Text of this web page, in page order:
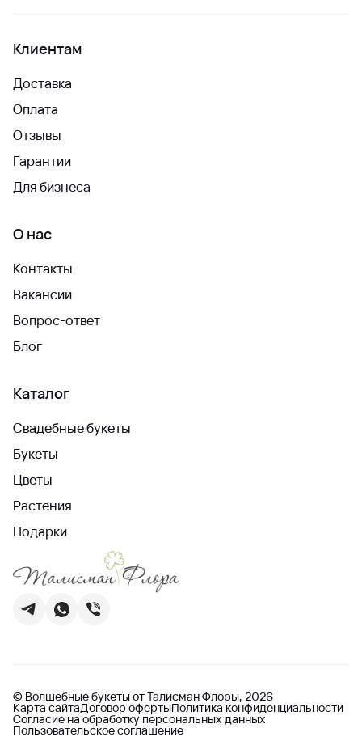
Клиентам
Доставка
Оплата
Отзывы
Гарантии
Для бизнеса
О нас
Контакты
Вакансии
Вопрос-ответ
Блог
Каталог
Свадебные букеты
Букеты
Цветы
Растения
Подарки
© Волшебные букеты от Талисман Флоры, 2026
Карта сайтаДоговор офертыПолитика конфиденциальности
Согласие на обработку персональных данных
Пользовательское соглашение